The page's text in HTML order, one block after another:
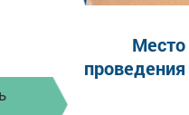
Место
проведения